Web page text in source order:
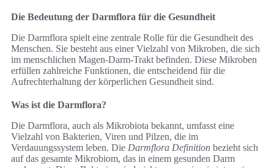
Die Bedeutung der Darmflora für die Gesundheit
Die Darmflora spielt eine zentrale Rolle für die Gesundheit des
Menschen. Sie besteht aus einer Vielzahl von Mikroben, die sich
im menschlichen Magen-Darm-Trakt befinden. Diese Mikroben
erfüllen zahlreiche Funktionen, die entscheidend für die
Aufrechterhaltung der körperlichen Gesundheit sind.
Was ist die Darmflora?
Die Darmflora, auch als Mikrobiota bekannt, umfasst eine
Vielzahl von Bakterien, Viren und Pilzen, die im
Verdauungssystem leben. Die Darmflora Definition bezieht sich
auf das gesamte Mikrobiom, das in einem gesunden Darm